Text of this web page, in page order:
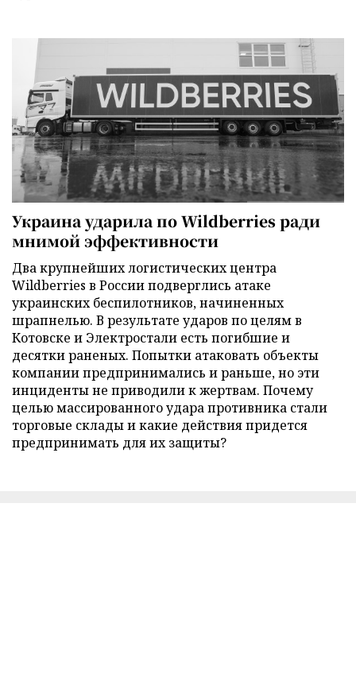
Украина ударила по Wildberries ради
мнимой эффективности
Два крупнейших логистических центра
Wildberries в России подверглись атаке
украинских беспилотников, начиненных
шрапнелью. В результате ударов по целям в
Котовске и Электростали есть погибшие и
десятки раненых. Попытки атаковать объекты
компании предпринимались и раньше, но эти
инциденты не приводили к жертвам. Почему
целью массированного удара противника стали
торговые склады и какие действия придется
предпринимать для их защиты?